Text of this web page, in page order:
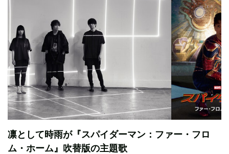
凛として時雨が『スパイダーマン：ファー・フロ
ム・ホーム』吹替版の主題歌